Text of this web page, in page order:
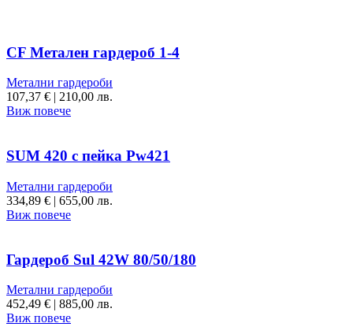
CF Метален гардероб 1-4
Метални гардероби
107,37 € | 210,00 лв.
Виж повече
SUM 420 с пейка Pw421
Метални гардероби
334,89 € | 655,00 лв.
Виж повече
Гардероб Sul 42W 80/50/180
Метални гардероби
452,49 € | 885,00 лв.
Виж повече